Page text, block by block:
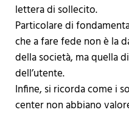
lettera di sollecito.
Particolare di
che a fare fede non è la
della società, ma quella
dell’utente.
Infine, si ricorda come i
center non abbiano